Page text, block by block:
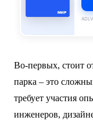
Во-первых, стоит
парка – это
требует участия
инженеров,